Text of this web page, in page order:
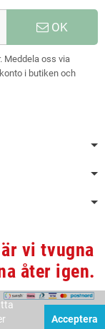
OK
Meddela oss via
i butiken och
vi tvugna
åter igen.
Acceptera